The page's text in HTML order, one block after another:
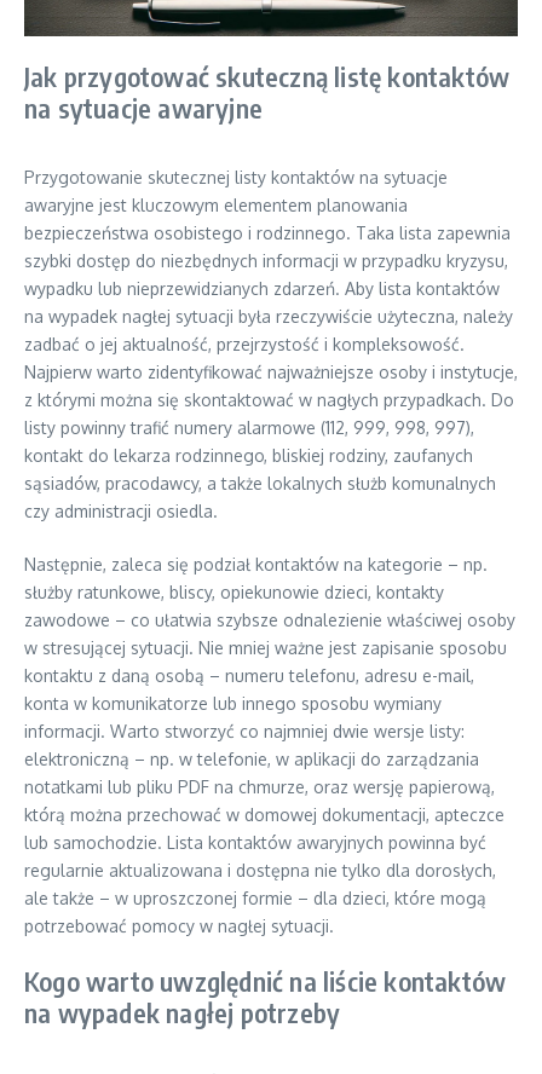
Jak przygotować skuteczną listę kontaktów
na sytuacje awaryjne
Przygotowanie skutecznej listy kontaktów na sytuacje
awaryjne jest kluczowym elementem planowania
bezpieczeństwa osobistego i rodzinnego. Taka lista zapewnia
szybki dostęp do niezbędnych informacji w przypadku kryzysu,
wypadku lub nieprzewidzianych zdarzeń. Aby lista kontaktów
na wypadek nagłej sytuacji była rzeczywiście użyteczna, należy
zadbać o jej aktualność, przejrzystość i kompleksowość.
Najpierw warto zidentyfikować najważniejsze osoby i instytucje,
z którymi można się skontaktować w nagłych przypadkach. Do
listy powinny trafić numery alarmowe (112, 999, 998, 997),
kontakt do lekarza rodzinnego, bliskiej rodziny, zaufanych
sąsiadów, pracodawcy, a także lokalnych służb komunalnych
czy administracji osiedla.
Następnie, zaleca się podział kontaktów na kategorie – np.
służby ratunkowe, bliscy, opiekunowie dzieci, kontakty
zawodowe – co ułatwia szybsze odnalezienie właściwej osoby
w stresującej sytuacji. Nie mniej ważne jest zapisanie sposobu
kontaktu z daną osobą – numeru telefonu, adresu e-mail,
konta w komunikatorze lub innego sposobu wymiany
informacji. Warto stworzyć co najmniej dwie wersje listy:
elektroniczną – np. w telefonie, w aplikacji do zarządzania
notatkami lub pliku PDF na chmurze, oraz wersję papierową,
którą można przechować w domowej dokumentacji, apteczce
lub samochodzie. Lista kontaktów awaryjnych powinna być
regularnie aktualizowana i dostępna nie tylko dla dorosłych,
ale także – w uproszczonej formie – dla dzieci, które mogą
potrzebować pomocy w nagłej sytuacji.
Kogo warto uwzględnić na liście kontaktów
na wypadek nagłej potrzeby